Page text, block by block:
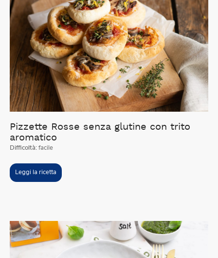
Pizzette Rosse senza glutine con trito
aromatico
Difficoltà: facile
Leggi la ricetta